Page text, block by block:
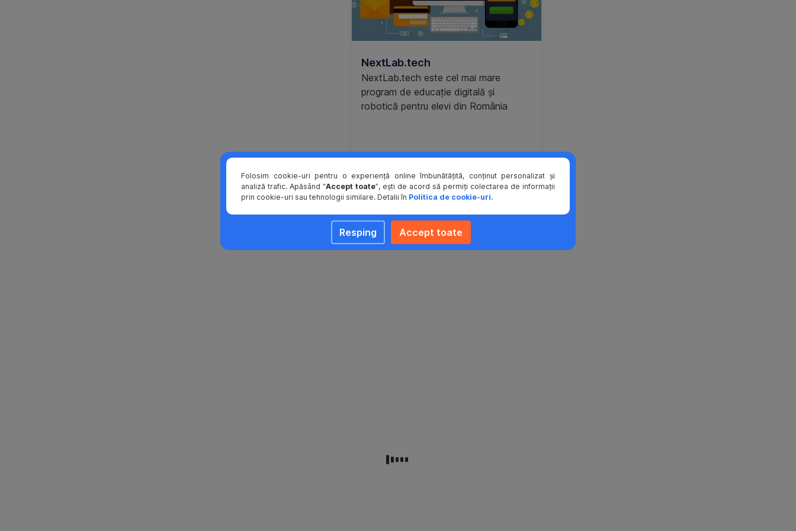
NextLab.tech
NextLab.tech este cel mai mare
program de educație digitală și
robotică pentru elevi din România
Află mai multe
Folosim cookie-uri pentru o experiență online îmbunătățită, conținut personalizat și
analiză trafic. Apăsând “Accept toate”, ești de acord să permiți colectarea de informații
prin cookie-uri sau tehnologii similare. Detalii în Politica de cookie-uri.
Resping Accept toate